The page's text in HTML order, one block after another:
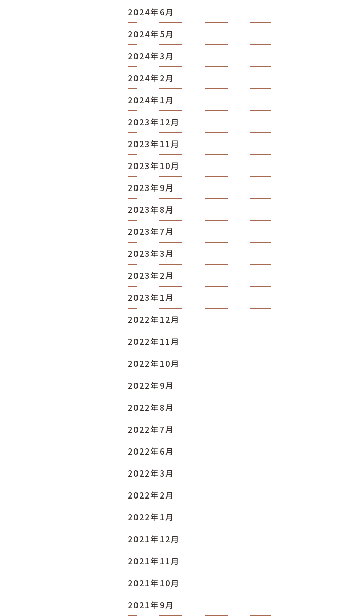
2024年6月
2024年5月
2024年3月
2024年2月
2024年1月
2023年12月
2023年11月
2023年10月
2023年9月
2023年8月
2023年7月
2023年3月
2023年2月
2023年1月
2022年12月
2022年11月
2022年10月
2022年9月
2022年8月
2022年7月
2022年6月
2022年3月
2022年2月
2022年1月
2021年12月
2021年11月
2021年10月
2021年9月